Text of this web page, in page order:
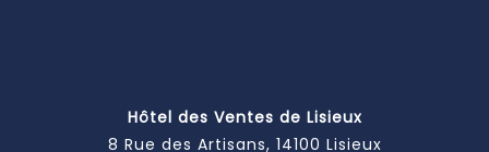
Hôtel des Ventes de Lisieux
8 Rue des Artisans, 14100 Lisieux